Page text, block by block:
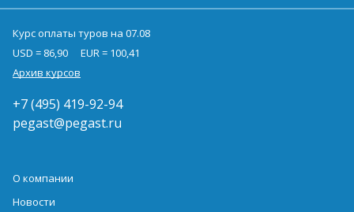
Курс оплаты туров на 07.08
USD = 86,90
EUR = 100,41
Архив курсов
+7 (495) 419-92-94
pegast@pegast.ru
О компании
Новости